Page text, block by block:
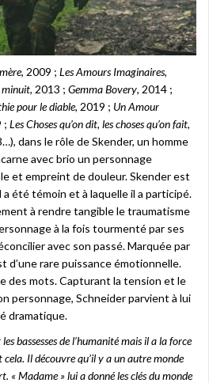
, 2009 ; Les Amours Imaginaires,
minuit, 2013 ; Gemma Bovery, 2014 ;
pour le diable, 2019 ; Un Amour
; Les Choses qu’on dit, les choses qu’on fait,
dans le rôle de Skender, un homme
avec brio un personnage
et empreint de douleur. Skender est
été témoin et à laquelle il a participé.
à rendre tangible le traumatisme
à la fois tourmenté par ses
avec son passé. Marquée par
d’une rare puissance émotionnelle.
des mots. Capturant la tension et le
personnage, Schneider parvient à lui
dramatique.
bassesses de l’humanité mais il a la force
Il découvre qu’il y a un autre monde
« Madame » lui a donné les clés du monde